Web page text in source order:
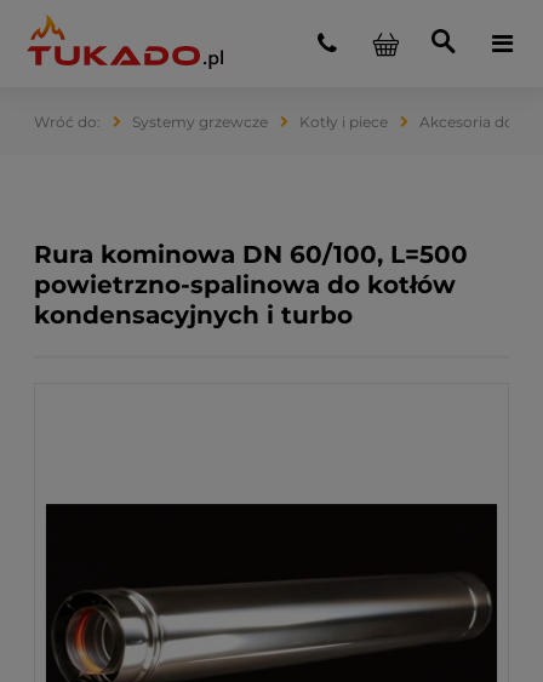
Systemy grzewcze Kotły i piece Akcesoria do
Rura kominowa DN 60/100, L=500
powietrzno-spalinowa do kotłów
kondensacyjnych i turbo